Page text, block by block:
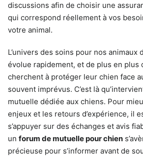
discussions afin de choisir une
qui correspond réellement à vos
votre animal.
L’univers des soins pour nos animaux
évolue rapidement, et de plus en plus
cherchent à protéger leur chien face
souvent imprévus. C’est là
mutuelle dédiée aux chiens. Pour
enjeux et les retours d’expérience, il
s’appuyer sur des échanges et avis
un forum de mutuelle pour chien
précieuse pour s’informer avant de